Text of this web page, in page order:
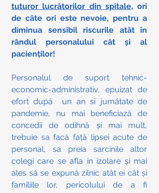
tuturor lucrătorilor din spitale, ori
de câte ori este nevoie, pentru a
diminua sensibil riscurile atât în
rândul personalului cât și al
pacienților!
Personalul de suport tehnic-
economic-administrativ, epuizat de
efort după  un an si jumătate de
pandemie, nu mai beneficiază de
concedii de odihnă și mai mult,
trebuie sa facă față lipsei acute de
personal, sa preia sarcinile altor
colegi care se afla in izolare și mai
ales să se expună zilnic atât ei cât și
familiile lor, pericolului de a fi